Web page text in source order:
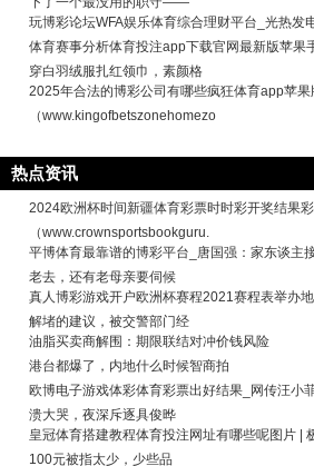
玩博彩论坛WFA娱乐体育综合理财平台_光热发
体育赛事分析体育投注app下载官网最新版苹果
穿白羽绒服扎红领巾，素颜格
2025年合法的博彩公司有哪些疯狂体育app苹果
（www.kingofbetszonehomezo
热点资讯
2024欧洲杯时间新疆体育彩票时时彩开奖结果
（www.crownsportsbookguru.
平博体育最靠谱的博彩平台_唐国强：家东谈主
老去，还有老母亲要伺候
真人博彩游戏开户欧洲杯赛程2021赛程表举办
解堵的建议，被交警部门经
油脂买卖商解围：期限联结对冲价钱风险
港台都爆了，内地什么时候智商拍
欧博电子游戏体彩体育彩票出好结果_网传汪小
溃大哭，夜深斥逐具俊晔
皇冠体育搭建教程体育投注网址有哪些呢图片 |
100元被指太少，少些品